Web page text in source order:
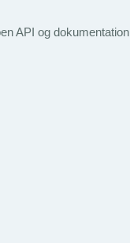
API og dokumentation